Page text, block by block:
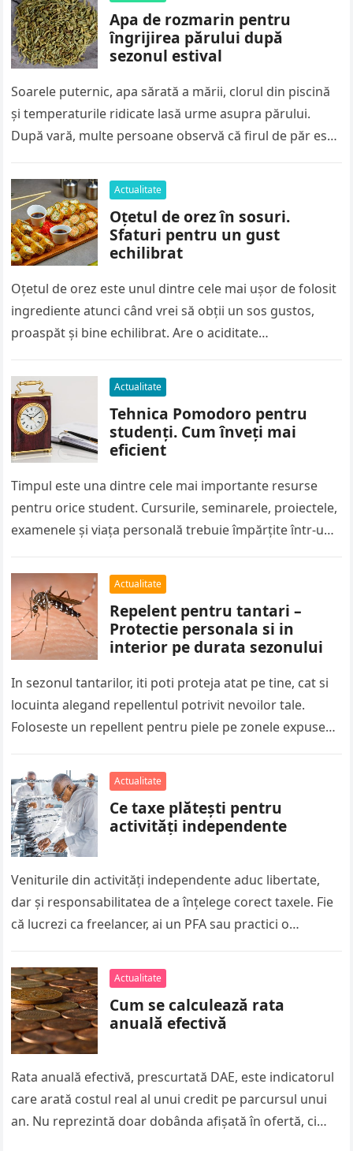
Apa de rozmarin pentru
îngrijirea părului după
sezonul estival
Soarele puternic, apa sărată a mării, clorul din piscină
și temperaturile ridicate lasă urme asupra părului.
După vară, multe persoane observă că firul de păr este
Actualitate
Oțetul de orez în sosuri.
Sfaturi pentru un gust
echilibrat
Oțetul de orez este unul dintre cele mai ușor de folosit
ingrediente atunci când vrei să obții un sos gustos,
proaspăt și bine echilibrat. Are o aciditate…
Actualitate
Tehnica Pomodoro pentru
studenți. Cum înveți mai
eficient
Timpul este una dintre cele mai importante resurse
pentru orice student. Cursurile, seminarele, proiectele,
examenele și viața personală trebuie împărțite într-un
Actualitate
Repelent pentru tantari –
Protectie personala si in
interior pe durata sezonului
In sezonul tantarilor, iti poti proteja atat pe tine, cat si
locuinta alegand repellentul potrivit nevoilor tale.
Foloseste un repellent pentru piele pe zonele expuse
Actualitate
Ce taxe plătești pentru
activități independente
Veniturile din activități independente aduc libertate,
dar și responsabilitatea de a înțelege corect taxele. Fie
că lucrezi ca freelancer, ai un PFA sau practici o
Actualitate
Cum se calculează rata
anuală efectivă
Rata anuală efectivă, prescurtată DAE, este indicatorul
care arată costul real al unui credit pe parcursul unui
an. Nu reprezintă doar dobânda afișată în ofertă, ci